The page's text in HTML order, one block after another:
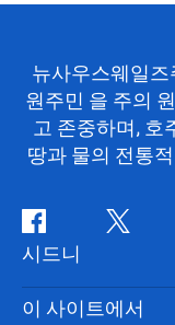
뉴사우스웨일
원주민 을 주의
고 존중하며, 호
땅과 물의 전통
페
이
스
북
지
귀
다
시드니
문의하기
이 사이트에서